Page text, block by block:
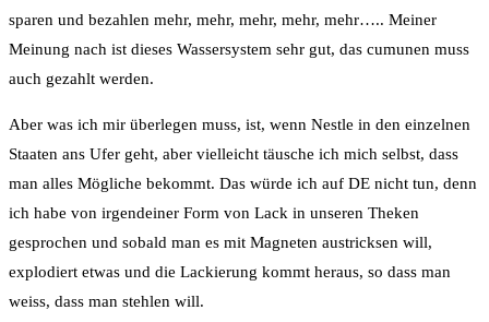
sparen und bezahlen mehr, mehr, mehr, mehr, mehr….. Meiner
Meinung nach ist dieses Wassersystem sehr gut, das cumunen muss
auch gezahlt werden.
Aber was ich mir überlegen muss, ist, wenn Nestle in den einzelnen
Staaten ans Ufer geht, aber vielleicht täusche ich mich selbst, dass
man alles Mögliche bekommt. Das würde ich auf DE nicht tun, denn
ich habe von irgendeiner Form von Lack in unseren Theken
gesprochen und sobald man es mit Magneten austricksen will,
explodiert etwas und die Lackierung kommt heraus, so dass man
weiss, dass man stehlen will.